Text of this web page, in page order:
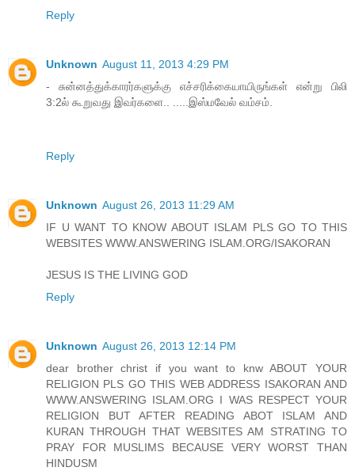
Reply
Unknown August 11, 2013 4:29 PM
- சுன்னத்துக்காரர்களுக்கு எச்சரிக்கையாயிருங்கள் என்று பிலி
3:2ல் கூறுவது இவர்களை.. .....இஸ்மவேல் வம்சம்.
Reply
Unknown August 26, 2013 11:29 AM
IF U WANT TO KNOW ABOUT ISLAM PLS GO TO THIS
WEBSITES WWW.ANSWERING ISLAM.ORG/ISAKORAN
JESUS IS THE LIVING GOD
Reply
Unknown August 26, 2013 12:14 PM
dear brother christ if you want to knw ABOUT YOUR
RELIGION PLS GO THIS WEB ADDRESS ISAKORAN AND
WWW.ANSWERING ISLAM.ORG I WAS RESPECT YOUR
RELIGION BUT AFTER READING ABOT ISLAM AND
KURAN THROUGH THAT WEBSITES AM STRATING TO
PRAY FOR MUSLIMS BECAUSE VERY WORST THAN
HINDUSM